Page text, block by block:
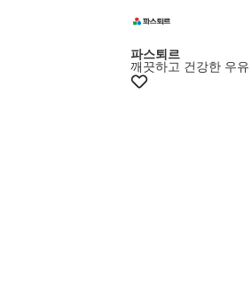
파스퇴르
깨끗하고 건강한 우유